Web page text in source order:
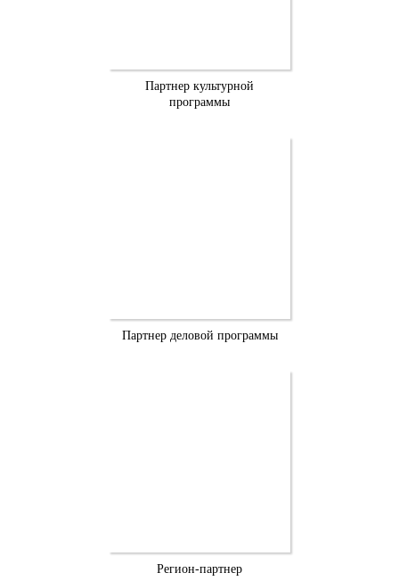
Партнер культурной
программы
Партнер деловой программы
Регион-партнер